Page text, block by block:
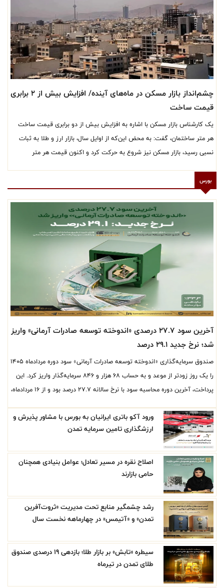
چشم‌انداز بازار مسکن در ماه‌های آینده/ افزایش بیش از ۲ برابری
قیمت ساخت
یک کارشناس بازار مسکن با اشاره به افزایش بیش از دو برابری قیمت ساخت
هر متر ساختمان، گفت: به محض این‌که از اوایل سال، بازار ارز و طلا به ثبات
نسبی رسید، بازار مسکن نیز شروع به حرکت کرد و اکنون قیمت هر متر
بورس
آخرین سود ۲۷.۷ درصدی «اندوخته توسعه صادرات آرمانی» واریز
شد؛ نرخ جدید ۲۹.۱ درصد
صندوق سرمایه‌گذاری «اندوخته توسعه صادرات آرمانی» سود دوره مردادماه ۱۴۰۵
را یک روز زودتر از موعد و به حساب ۶۸ هزار و ۸۴۶ سرمایه‌گذار واریز کرد. این
پرداخت، آخرین دوره محاسبه سود با نرخ سالانه ۲۷.۷ درصد بود و از ۱۶ مردادماه،
ورود آکو باتری ایرانیان به بورس با مشاور پذیرش و
ارزشگذاری تامین سرمایه تمدن
اصلاح نقره در مسیر تعادل؛ عوامل بنیادی همچنان
حامی بازارند
رشد چشمگیر منابع تحت مدیریت «ثروت‌آفرین
تمدن» و «آتیمس» در چهارماهه نخست سال
سیطره «تابش» بر بازار طلا؛ بازدهی ۱۹ درصدی صندوق
طلای تمدن در تیرماه